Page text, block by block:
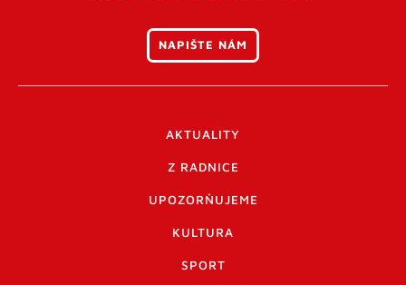
NAPIŠTE NÁM
AKTUALITY
Z RADNICE
UPOZORŇUJEME
KULTURA
SPORT